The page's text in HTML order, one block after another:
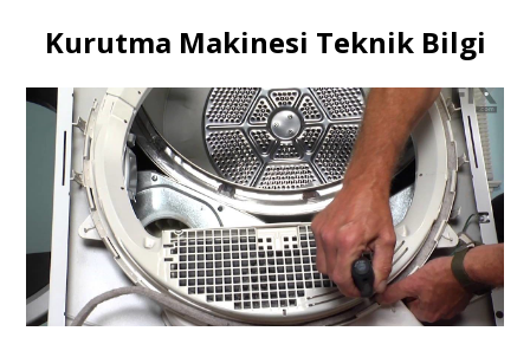
Kurutma Makinesi Teknik Bilgi